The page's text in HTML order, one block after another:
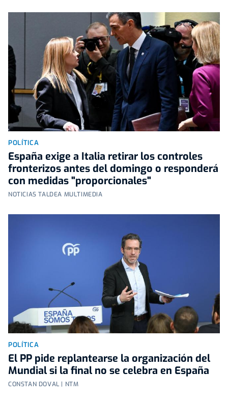
POLÍTICA
España exige a Italia retirar los controles
fronterizos antes del domingo o responderá
con medidas "proporcionales"
NOTICIAS TALDEA MULTIMEDIA
POLÍTICA
El PP pide replantearse la organización del
Mundial si la final no se celebra en España
CONSTAN DOVAL | NTM